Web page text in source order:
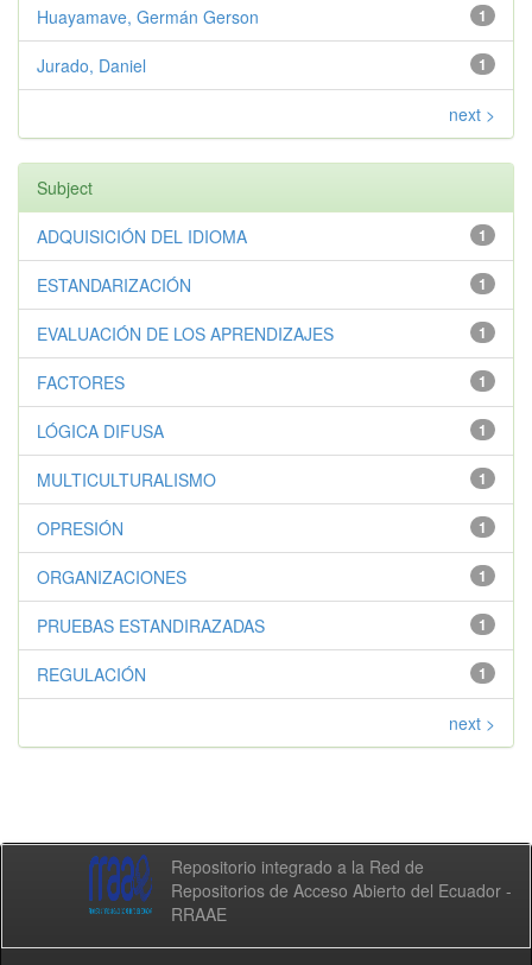
1
Huayamave, Germán Gerson
1
Jurado, Daniel
next >
Subject
1
ADQUISICIÓN DEL IDIOMA
1
ESTANDARIZACIÓN
1
EVALUACIÓN DE LOS APRENDIZAJES
1
FACTORES
1
LÓGICA DIFUSA
1
MULTICULTURALISMO
1
OPRESIÓN
1
ORGANIZACIONES
1
PRUEBAS ESTANDIRAZADAS
1
REGULACIÓN
next >
Repositorio integrado a la Red de
Repositorios de Acceso Abierto del Ecuador -
RRAAE